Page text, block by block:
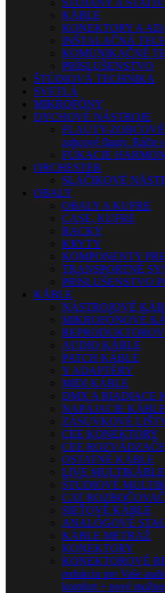
STOJANY A
KÁBLE
KONEKTORY A
INŠTALAČNÁ
KOMUNIKAČNÉ
PRÍSLUŠENSTVO
ŠTÚDIOVÁ TECHNIKA
SVETLÁ
MIKROFÓNY
DYCHOVÉ NÁSTROJE
FLAUTY-ZOBCOVÉ
zobcové flauty. Ráčte
FÚKACIE
ORCHESTER
SLÁČIKOVÉ
OBALY
OBALY A KUFRE
CASE, KUFRE
RACKY
KRYTY
KOMPONENTY
TRANSPORTNÉ
PRÍSLUŠENSTVO
KÁBLE
NÁSTROJOVÉ
MIKROFÓNOVÉ
AUDIO KÁBLE
PATCH KÁBLE
Y ADAPTÉRY
MIDI KÁBLE
DMX A RIADIACE
NAPÁJACIE KÁBLE
ZÁSUVKOVÉ
CEE KONEKTORY
CEE ROZVÁDZAČE
OSTATNÉ KÁBLE
LIVE MULTIKÁBLE
ŠTÚDIOVÉ
CAT
SIEŤOVÉ KÁBLE
ANALÓGOVÉ
KÁBLE METRÁŽ
KONEKTORY
KONEKTOROVÉ
redukciu pre Vaše
komfort + nové